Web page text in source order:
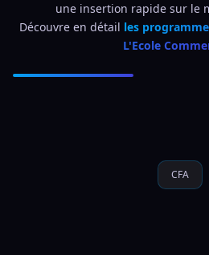
une insertion rapide sur le
Découvre en détail les
L'Ecole
CFA